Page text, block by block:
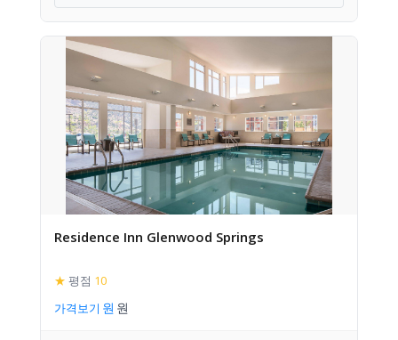
Residence Inn Glenwood Springs
★ 평점 10
가격보기